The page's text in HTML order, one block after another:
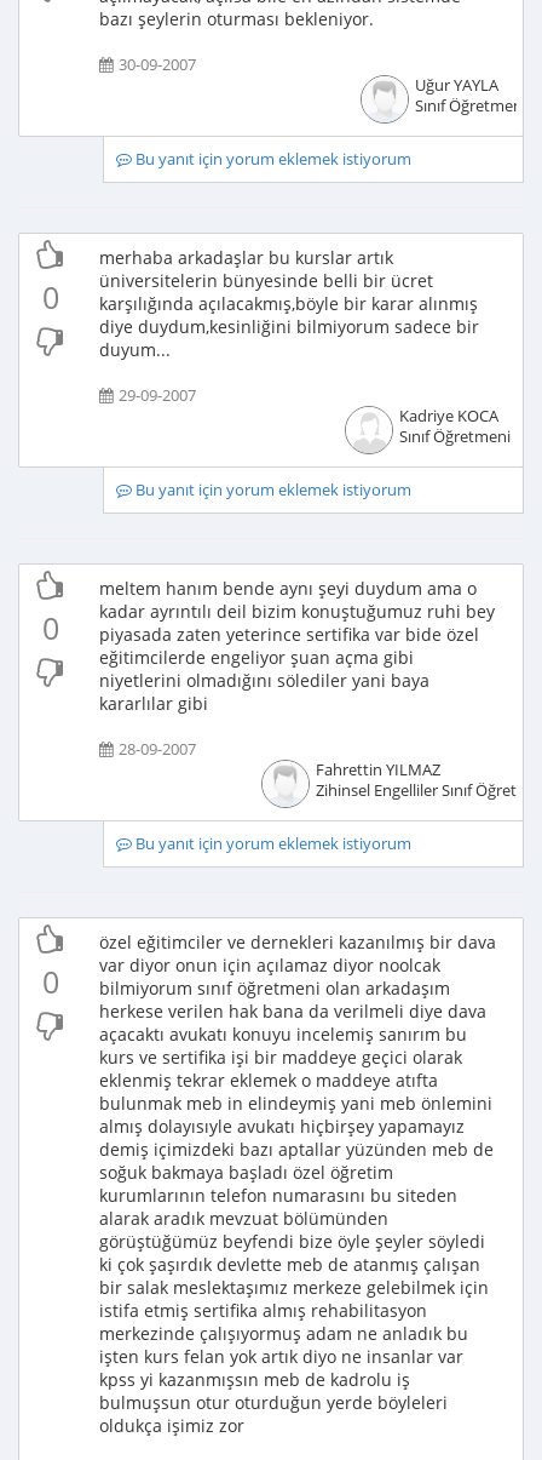
bazı şeylerin oturması bekleniyor.
30-09-2007
Uğur YAYLA
Sınıf Öğretmeni
Bu yanıt için yorum eklemek istiyorum
0
merhaba arkadaşlar bu kurslar artık
üniversitelerin bünyesinde belli bir ücret
karşılığında açılacakmış,böyle bir karar alınmış
diye duydum,kesinliğini bilmiyorum sadece bir
duyum...
29-09-2007
Kadriye KOCA
Sınıf Öğretmeni
Bu yanıt için yorum eklemek istiyorum
0
meltem hanım bende aynı şeyi duydum ama o
kadar ayrıntılı deil bizim konuştuğumuz ruhi bey
piyasada zaten yeterince sertifika var bide özel
eğitimcilerde engeliyor şuan açma gibi
niyetlerini olmadığını sölediler yani baya
kararlılar gibi
28-09-2007
Fahrettin YILMAZ
Zihinsel Engelliler Sınıf
Bu yanıt için yorum eklemek istiyorum
0
özel eğitimciler ve dernekleri kazanılmış bir dava
var diyor onun için açılamaz diyor noolcak
bilmiyorum sınıf öğretmeni olan arkadaşım
herkese verilen hak bana da verilmeli diye dava
açacaktı avukatı konuyu incelemiş sanırım bu
kurs ve sertifika işi bir maddeye geçici olarak
eklenmiş tekrar eklemek o maddeye atıfta
bulunmak meb in elindeymiş yani meb önlemini
almış dolayısıyle avukatı hiçbirşey yapamayız
demiş içimizdeki bazı aptallar yüzünden meb de
soğuk bakmaya başladı özel öğretim
kurumlarının telefon numarasını bu siteden
alarak aradık mevzuat bölümünden
görüştüğümüz beyfendi bize öyle şeyler söyledi
ki çok şaşırdık devlette meb de atanmış çalışan
bir salak meslektaşımız merkeze gelebilmek için
istifa etmiş sertifika almış rehabilitasyon
merkezinde çalışıyormuş adam ne anladık bu
işten kurs felan yok artık diyo ne insanlar var
kpss yi kazanmışsın meb de kadrolu iş
bulmuşsun otur oturduğun yerde böyleleri
oldukça işimiz zor